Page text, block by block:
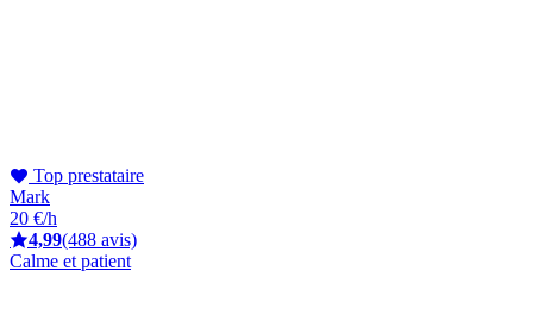
Top prestataire
Mark
20 €/h
4,99(488 avis)
Calme et patient